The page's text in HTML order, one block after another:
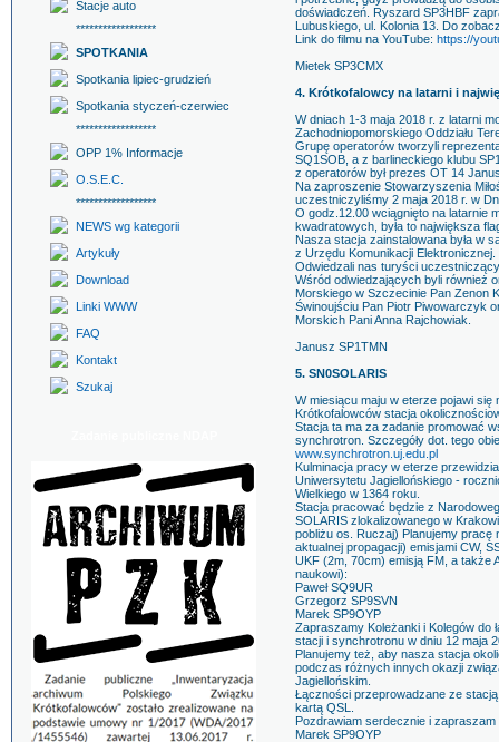
Stacje auto
******************
SPOTKANIA
Spotkania lipiec-grudzień
Spotkania styczeń-czerwiec
******************
OPP 1% Informacje
O.S.E.C.
******************
NEWS wg kategorii
Artykuły
Download
Linki WWW
FAQ
Kontakt
Szukaj
doświadczeń. Ryszard SP3HBF
Lubuskiego, ul. Kolonia 13. Do
Link do filmu na YouTube: https://
Mietek SP3CMX
4. Krótkofalowcy na latarni i
W dniach 1-3 maja 2018 r. z latarni
Zachodniopomorskiego Oddziału
Grupę operatorów tworzyli
SQ1SOB, a z barlineckiego klubu
z operatorów był prezes OT 14
Na zaproszenie Stowarzyszenia
uczestniczyliśmy 2 maja 2018 r. w
O godz.12.00 wciągnięto na latarnie
kwadratowych, była to największa
Nasza stacja zainstalowana była w
z Urzędu Komunikacji Elektronicznej.
Odwiedzali nas turyści
Wśród odwiedzających byli również
Morskiego w Szczecinie Pan Zenon
Świnoujściu Pan Piotr Piwowarczyk
Morskich Pani Anna Rajchowiak.
Janusz SP1TMN
5. SN0SOLARIS
W miesiącu maju w eterze pojawi się
Krótkofalowców stacja
Stacja ta ma za zadanie promować
synchrotron. Szczegóły dot. tego
www.synchrotron.uj.edu.pl
Kulminacja pracy w eterze
Uniwersytetu Jagiellońskiego -
Wielkiego w 1364 roku.
Stacja pracować będzie z
SOLARIS zlokalizowanego w
pobliżu os. Ruczaj) Planujemy
aktualnej propagacji) emisjami CW,
UKF (2m, 70cm) emisją FM, a także
naukowi):
Paweł SQ9UR
Grzegorz SP9SVN
Marek SP9OYP
Zapraszamy Koleżanki i Kolegów do
stacji i synchrotronu w dniu 12 maja
Planujemy też, aby nasza stacja
podczas różnych innych okazji
Jagiellońskim.
Łączności przeprowadzane ze
kartą QSL.
Pozdrawiam serdecznie i zapraszam
Marek SP9OYP